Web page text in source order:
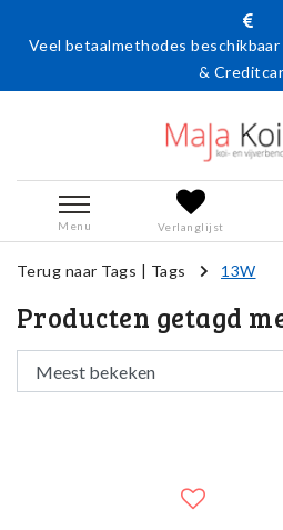
Veel betaalmethodes
&
Menu Verlanglijst
Terug naar Tags | Tags 13W
Producten getagd